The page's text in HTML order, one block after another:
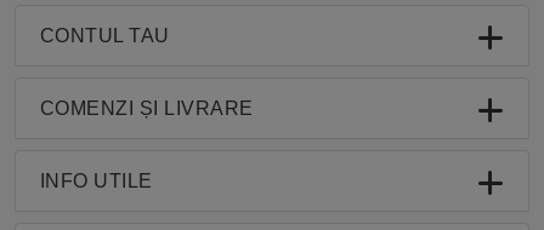
CONTUL TAU
COMENZI ȘI LIVRARE
INFO UTILE